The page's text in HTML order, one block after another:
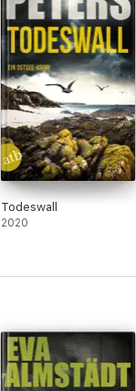
Todeswall
2020